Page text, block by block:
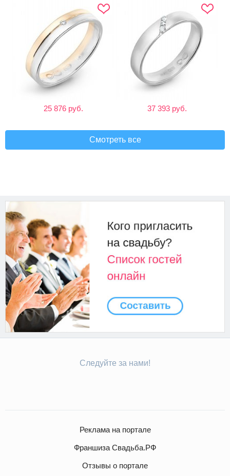
25 876 руб. 37 393 руб.
Смотреть все
Следуйте за нами!
Реклама на портале
Франшиза Свадьба.РФ
Отзывы о портале